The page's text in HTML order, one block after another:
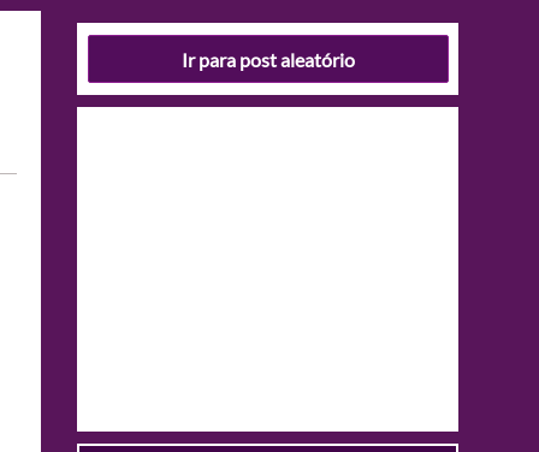
Ir para post aleatório